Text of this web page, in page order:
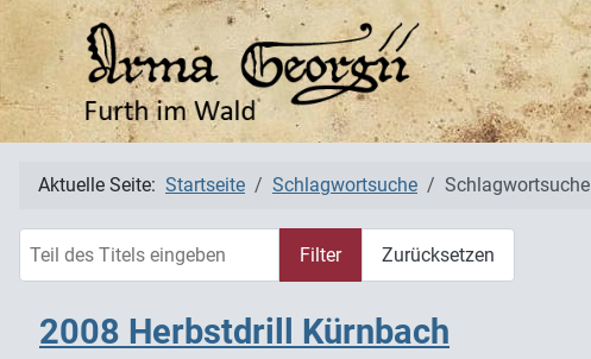
Aktuelle Seite: Startseite Schlagwortsuche Schlagwortsuche
Filter Zurücksetzen
2008 Herbstdrill Kürnbach